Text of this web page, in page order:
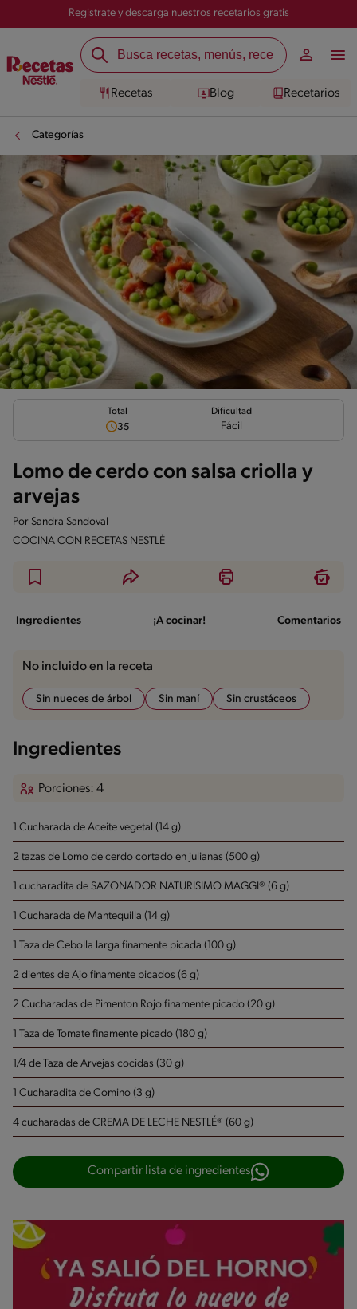
Registrate y descarga nuestros recetarios gratis
Recetas Blog Recetarios
Categorías
Total
35
Dificultad
Fácil
Lomo de cerdo con salsa criolla y
arvejas
Por Sandra Sandoval
COCINA CON RECETAS NESTLÉ
Ingredientes ¡A cocinar! Comentarios
No incluido en la receta
Sin nueces de árbol Sin maní Sin crustáceos
Ingredientes
Porciones: 4
1 Cucharada de Aceite vegetal (14 g)
2 tazas de Lomo de cerdo cortado en julianas (500 g)
1 cucharadita de SAZONADOR NATURISIMO MAGGI® (6 g)
1 Cucharada de Mantequilla (14 g)
1 Taza de Cebolla larga finamente picada (100 g)
2 dientes de Ajo finamente picados (6 g)
2 Cucharadas de Pimenton Rojo finamente picado (20 g)
1 Taza de Tomate finamente picado (180 g)
1/4 de Taza de Arvejas cocidas (30 g)
1 Cucharadita de Comino (3 g)
4 cucharadas de CREMA DE LECHE NESTLÉ® (60 g)
Compartir lista de ingredientes